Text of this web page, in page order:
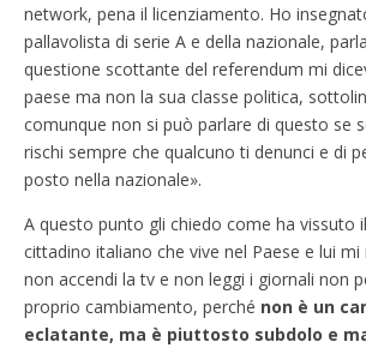
network, pena il licenziamento. Ho
pallavolista di serie A e della nazionale,
questione scottante del referendum mi
paese ma non la sua classe politica,
comunque non si può parlare di questo se
rischi sempre che qualcuno ti denunci e di
posto nella nazionale».
A questo punto gli chiedo come ha vissuto
cittadino italiano che vive nel Paese e lui mi
non accendi la tv e non leggi i giornali non
proprio cambiamento, perché non è un
eclatante, ma è piuttosto subdolo e